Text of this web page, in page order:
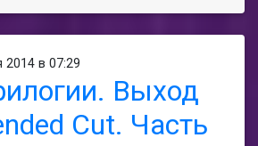
2014 в 07:29
Выход
Cut. Часть